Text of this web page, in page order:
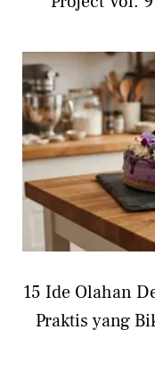
15 Ide Olahan
Praktis yang